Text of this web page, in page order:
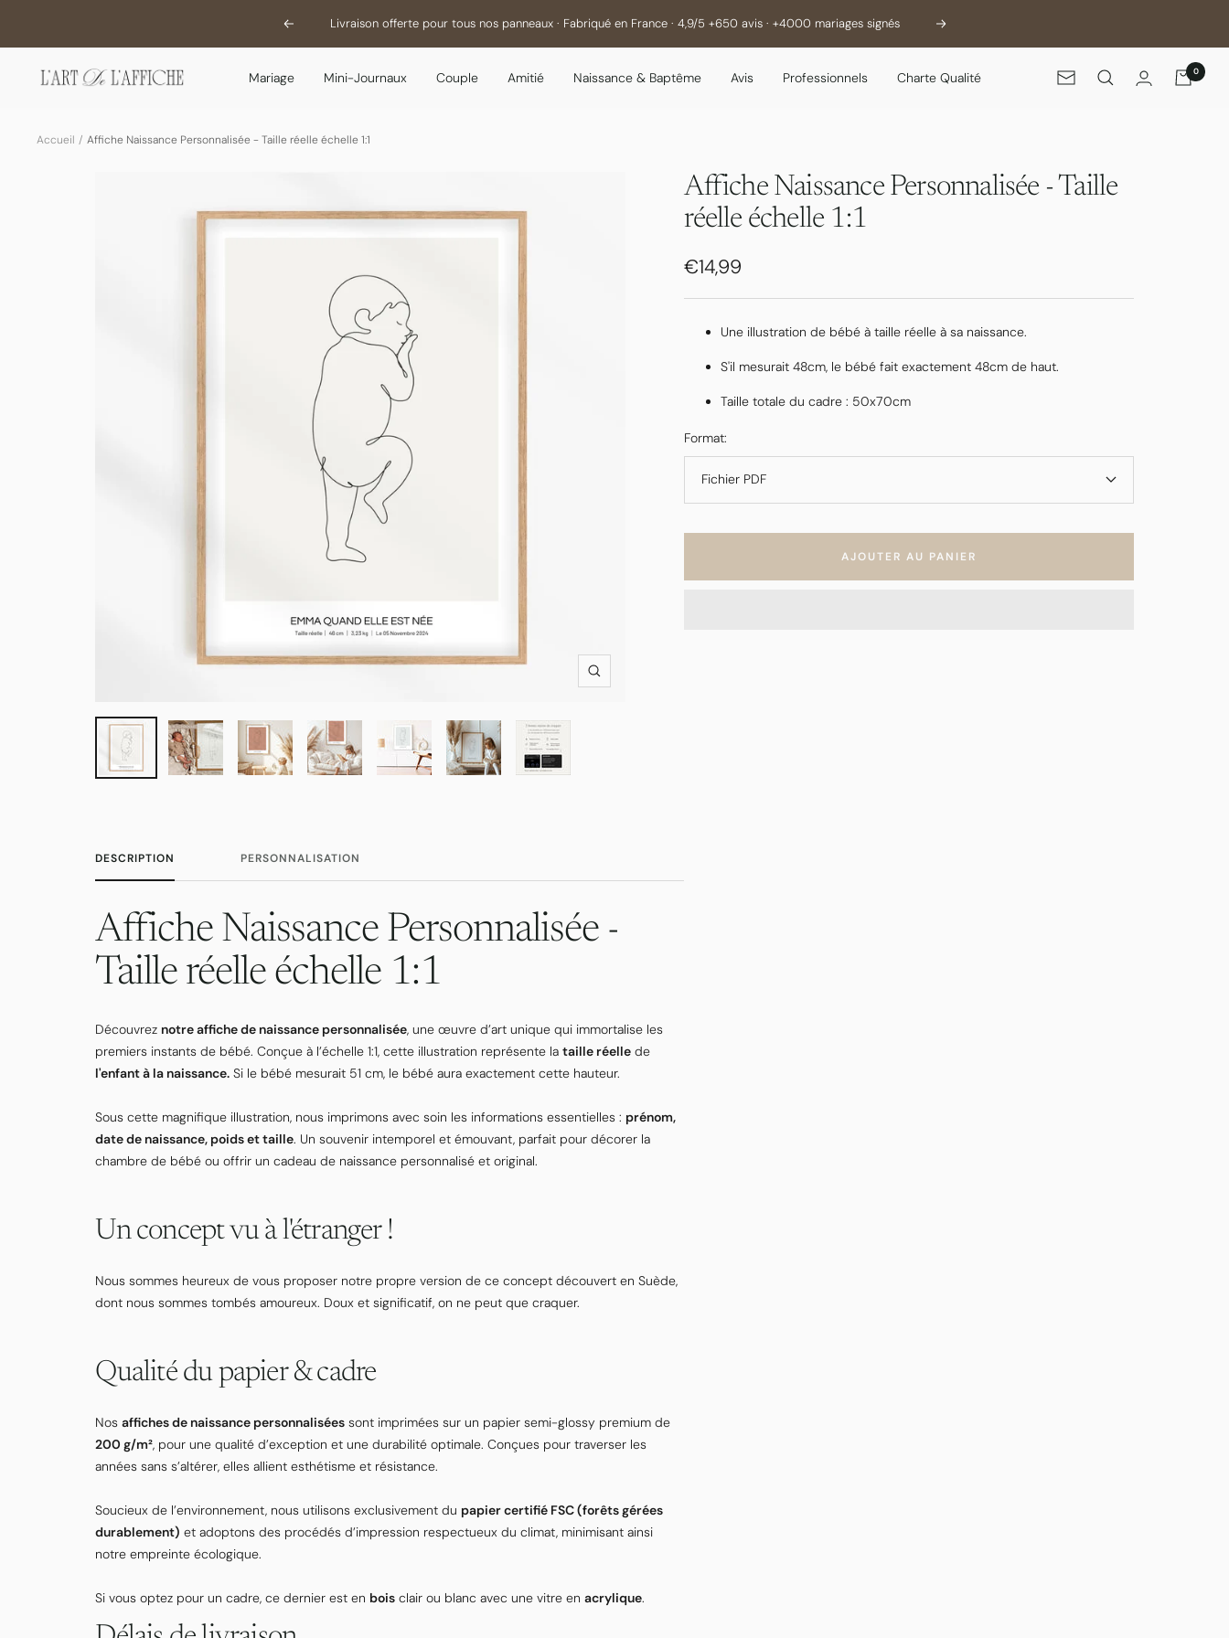
PrécédentLivraison offerte pour tous nos panneaux · Fabriqué en France · 4,9/5 +650 avis · +4000 mariages signés Suivant
Mariage Mini-Journaux Couple Amitié Naissance & Baptême Avis Professionnels Charte Qualité
L'Art
Newsletter
0
Accueil Affiche Naissance Personnalisée - Taille réelle échelle 1:1
Zoom
Affiche Naissance Personnalisée - Taille
réelle échelle 1:1
Prix
de
vente
€14,99
Une illustration de bébé à taille réelle à sa naissance.
S'il mesurait 48cm, le bébé fait exactement 48cm de haut.
Taille totale du cadre : 50x70cm
Format:
Fichier PDF
AJOUTER AU PANIER
DESCRIPTION PERSONNALISATION
Affiche Naissance Personnalisée -
Taille réelle échelle 1:1
Découvrez notre affiche de naissance personnalisée, une œuvre d’art unique qui immortalise les
premiers instants de bébé. Conçue à l’échelle 1:1, cette illustration représente lataille réelle de
l'enfant à la naissance. Si le bébé mesurait 51 cm, le bébé aura exactement cette hauteur.
Sous cette magnifique illustration, nous imprimons avec soin les informations essentielles : prénom,
date de naissance, poids et taille. Un souvenir intemporel et émouvant, parfait pour décorer la
chambre de bébé ou offrir un cadeau de naissance personnalisé et original.
Un concept vu à l'étranger !
Nous sommes heureux de vous proposer notre propre version de ce concept découvert en Suède,
dont nous sommes tombés amoureux. Doux et significatif, on ne peut que craquer.
Qualité du papier & cadre
Nosaffiches de naissance personnalisées sont imprimées sur un papier semi-glossy premium de
200 g/m², pour une qualité d’exception et une durabilité optimale. Conçues pour traverser les
années sans s’altérer, elles allient esthétisme et résistance.
Soucieux de l’environnement, nous utilisons exclusivement du papier certifié FSC (forêts gérées
durablement) et adoptons des procédés d’impression respectueux du climat, minimisant ainsi
notre empreinte écologique.
Si vous optez pour un cadre, ce dernier est en bois clair ou blanc avec une vitre enacrylique.